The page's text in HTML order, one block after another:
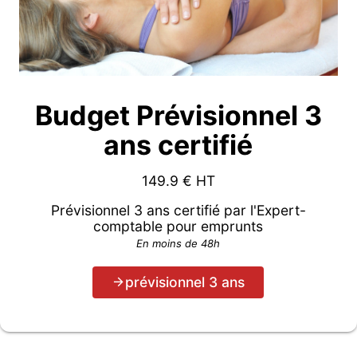
Budget Prévisionnel 3
ans certifié
149.9 € HT
Prévisionnel 3 ans certifié par l'Expert-
comptable pour emprunts
En moins de 48h
prévisionnel 3 ans